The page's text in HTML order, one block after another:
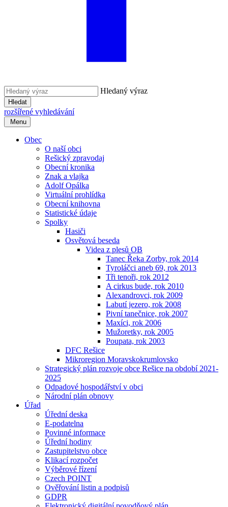
Hledaný výraz
Hledat
rozšířené vyhledávání
Menu
Obec
O naší obci
Rešický zpravodaj
Obecní kronika
Znak a vlajka
Adolf Opálka
Virtuální prohlídka
Obecní knihovna
Statistické údaje
Spolky
Hasiči
Osvětová beseda
Videa z plesů OB
Tanec Řeka Zorby, rok 2014
Tyroláčci aneb 69, rok 2013
Tři tenoři, rok 2012
A cirkus bude, rok 2010
Alexandrovci, rok 2009
Labutí jezero, rok 2008
Pivní tanečnice, rok 2007
Maxíci, rok 2006
Mužoretky, rok 2005
Poupata, rok 2003
DFC Rešice
Mikroregion Moravskokrumlovsko
Strategický plán rozvoje obce Rešice na období 2021-
2025
Odpadové hospodářství v obci
Národní plán obnovy
Úřad
Úřední deska
E-podatelna
Povinné informace
Úřední hodiny
Zastupitelstvo obce
Klikací rozpočet
Výběrové řízení
Czech POINT
Ověřování listin a podpisů
GDPR